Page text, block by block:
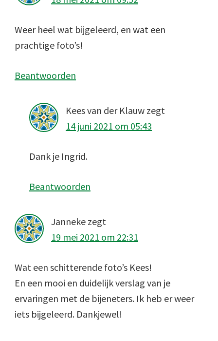
Weer heel wat bijgeleerd, en wat een
prachtige foto’s!
Beantwoorden
Kees van der Klauw zegt
14 juni 2021 om 05:43
Dank je Ingrid.
Beantwoorden
Janneke zegt
19 mei 2021 om 22:31
Wat een schitterende foto’s Kees!
En een mooi en duidelijk verslag van je
ervaringen met de bijeneters. Ik heb er weer
iets bijgeleerd. Dankjewel!